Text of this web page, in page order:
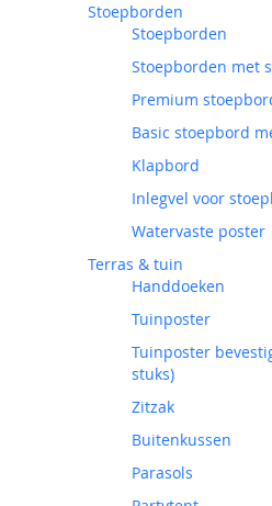
Stoepborden
Stoepborden
Stoepborden met
Premium
Basic stoepbord
Klapbord
Inlegvel voor
Watervaste poster
Terras & tuin
Handdoeken
Tuinposter
Tuinposter
stuks)
Zitzak
Buitenkussen
Parasols